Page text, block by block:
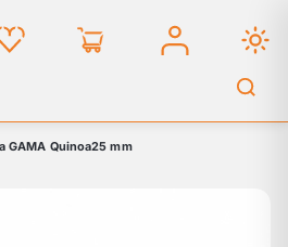
GAMA Quinoa25 mm